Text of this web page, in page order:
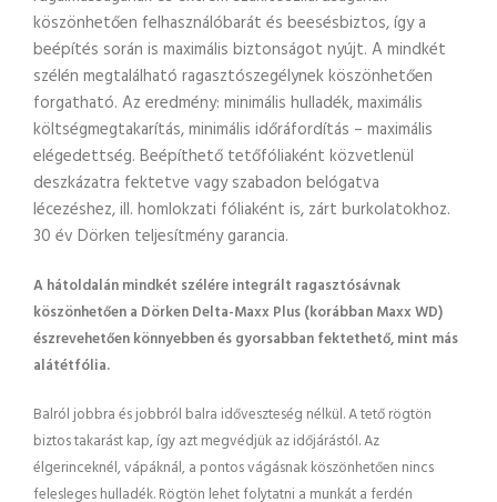
köszönhetően felhasználóbarát és beesésbiztos, így a
beépítés során is maximális biztonságot nyújt. A mindkét
szélén megtalálható ragasztószegélynek köszönhetően
forgatható. Az eredmény: minimális hulladék, maximális
költségmegtakarítás, minimális időráfordítás – maximális
elégedettség. Beépíthető tetőfóliaként közvetlenül
deszkázatra fektetve vagy szabadon belógatva
lécezéshez, ill. homlokzati fóliaként is, zárt burkolatokhoz.
30 év Dörken teljesítmény garancia.
A hátoldalán mindkét szélére integrált ragasztósávnak
köszönhetően a Dörken Delta-Maxx Plus (korábban Maxx WD)
észrevehetően könnyebben és gyorsabban fektethető, mint más
alátétfólia.
Balról jobbra és jobbról balra időveszteség nélkül. A tető rögtön
biztos takarást kap, így azt megvédjük az időjárástól. Az
élgerinceknél, vápáknál, a pontos vágásnak köszönhetően nincs
felesleges hulladék. Rögtön lehet folytatni a munkát a ferdén